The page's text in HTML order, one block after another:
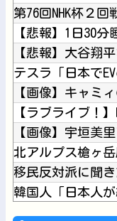
【ラブライブ！
移民反対派に聞